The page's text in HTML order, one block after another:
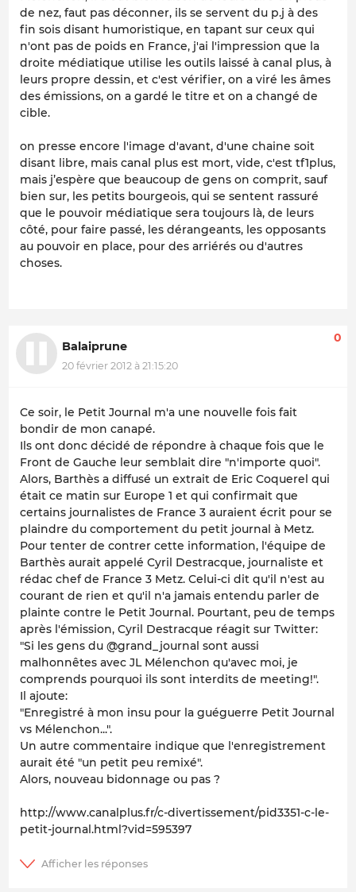
de nez, faut pas déconner, ils se servent du p.j à des
fin sois disant humoristique, en tapant sur ceux qui
n'ont pas de poids en France, j'ai l'impression que la
droite médiatique utilise les outils laissé à canal plus, à
leurs propre dessin, et c'est vérifier, on a viré les âmes
des émissions, on a gardé le titre et on a changé de
cible.
on presse encore l'image d'avant, d'une chaine soit
disant libre, mais canal plus est mort, vide, c'est tf1plus,
mais j’espère que beaucoup de gens on comprit, sauf
bien sur, les petits bourgeois, qui se sentent rassuré
que le pouvoir médiatique sera toujours là, de leurs
côté, pour faire passé, les dérangeants, les opposants
au pouvoir en place, pour des arriérés ou d'autres
choses.
Balaiprune
20 février 2012 à 21:15:20
0
Ce soir, le Petit Journal m'a une nouvelle fois fait
bondir de mon canapé.
Ils ont donc décidé de répondre à chaque fois que le
Front de Gauche leur semblait dire "n'importe quoi".
Alors, Barthès a diffusé un extrait de Eric Coquerel qui
était ce matin sur Europe 1 et qui confirmait que
certains journalistes de France 3 auraient écrit pour se
plaindre du comportement du petit journal à Metz.
Pour tenter de contrer cette information, l'équipe de
Barthès aurait appelé Cyril Destracque, journaliste et
rédac chef de France 3 Metz. Celui-ci dit qu'il n'est au
courant de rien et qu'il n'a jamais entendu parler de
plainte contre le Petit Journal. Pourtant, peu de temps
après l'émission, Cyril Destracque réagit sur Twitter:
"Si les gens du @grand_journal sont aussi
malhonnêtes avec JL Mélenchon qu'avec moi, je
comprends pourquoi ils sont interdits de meeting!".
Il ajoute:
"Enregistré à mon insu pour la guéguerre Petit Journal
vs Mélenchon...".
Un autre commentaire indique que l'enregistrement
aurait été "un petit peu remixé".
Alors, nouveau bidonnage ou pas ?
http://www.canalplus.fr/c-divertissement/pid3351-c-le-
petit-journal.html?vid=595397